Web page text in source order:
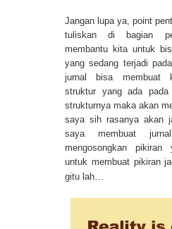
Jangan lupa ya, point
tuliskan di bagian
membantu kita untuk
yang sedang terjadi
jurnal bisa membuat
struktur yang ada
strukturnya maka akan
saya sih rasanya akan
saya membuat
mengosongkan pikiran
untuk membuat pikiran
gitu lah…